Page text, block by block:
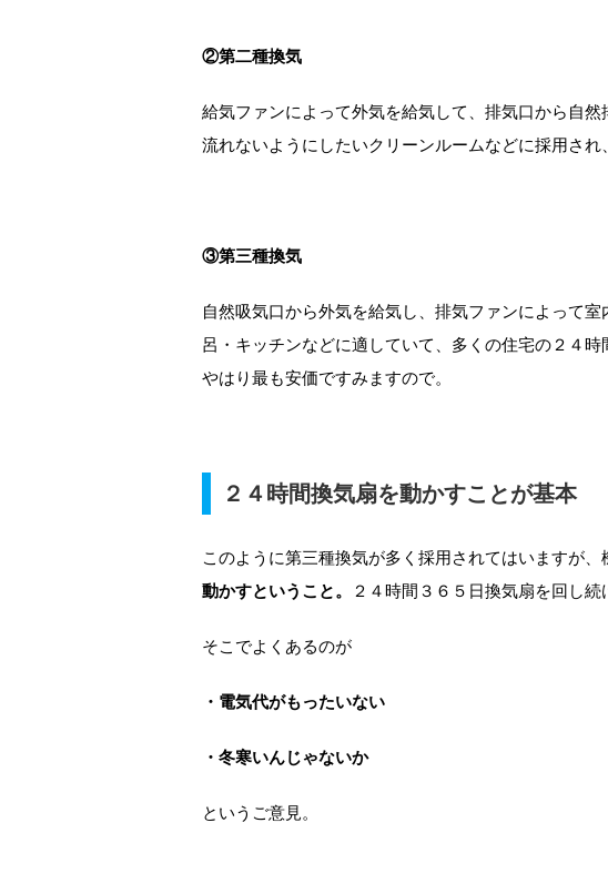
②第二種換気
給気ファンによって外気を給気して、排気口から自
流れないようにしたいクリーンルームなどに採用され
③第三種換気
自然吸気口から外気を給気し、排気ファンによって
呂・キッチンなどに適していて、多くの住宅の２４時
やはり最も安価ですみますので。
２４時間換気扇を動かすことが基本
このように第三種換気が多く採用されてはいますが、
動かすということ。
２４時間３６５日換気扇を回し続
そこでよくあるのが
・電気代がもったいない
・冬寒いんじゃないか
というご意見。